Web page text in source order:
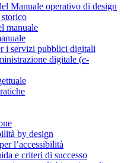
Manuale operativo di design
storico
manuale
i servizi pubblici digitali
digitale (e-
by design
l’accessibilità
e criteri di successo